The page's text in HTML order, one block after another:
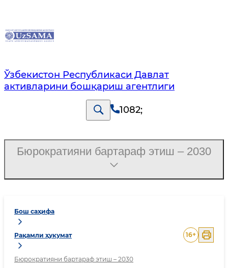
Ўзбекистон Республикаси Давлат
активларини бошқариш агентлиги
1082;
Бош саҳифа
Рақамли ҳукумат
Бюрократияни бартараф этиш – 2030
16+
Бюрократияни бартараф этиш – 2030